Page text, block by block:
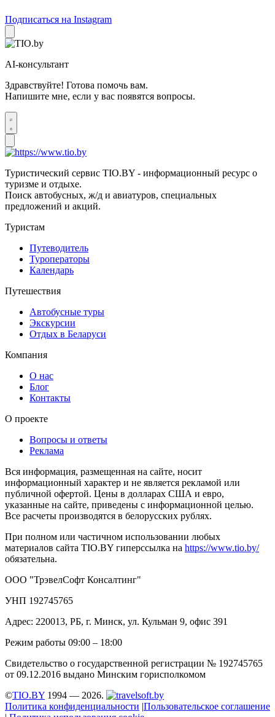
Подписаться на Instagram
AI-консультант
Здравствуйте! Готова помочь вам.
Напишите мне, если у вас появятся вопросы.
Туристический сервис TIO.BY - информационный ресурс о
туризме и отдыхе.
Поиск автобусных, ж/д и авиатуров, специальных
предложений и акций.
Туристам
Путеводитель
Туроператоры
Календарь
Путешествия
Автобусные туры
Экскурсии
Отдых в Беларуси
Компания
О нас
Блог
Контакты
О проекте
Вопросы и ответы
Реклама
Вся информация, размещенная на сайте, носит
информационный характер и не является рекламой или
публичной офертой. Цены в долларах США и евро,
указанные на сайте, приведены с информационной целью.
Все расчеты производятся в белорусских рублях.
При полном или частичном использовании любых
материалов сайта TIO.BY гиперссылка на https://www.tio.by/
обязательна.
ООО "ТрэвелСофт Консалтинг"
УНП 192745765
Адрес: 220013, РБ, г. Минск, ул. Кульман 9, офис 391
Режим работы 09:00 – 18:00
Свидетельство о государственной регистрации № 192745765
от 09.12.2016 выдано Минским горисполкомом
©TIO.BY 1994 — 2026.
Политика конфиденциальности |Пользовательское соглашение